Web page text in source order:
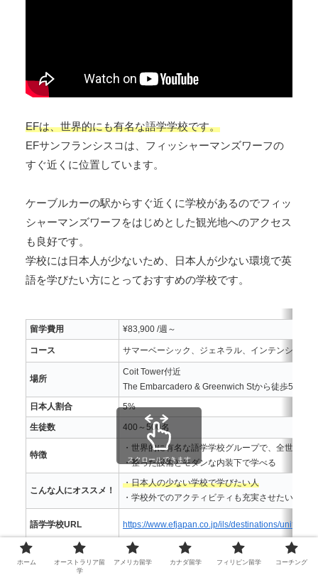
EFは、世界的にも有名な語学学校です。
EFサンフランシスコは、フィッシャーマンズワーフの
すぐ近くに位置しています。
ケーブルカーの駅からすぐ近くに学校があるのでフィッ
シャーマンズワーフをはじめとした観光地へのアクセス
も良好です。
学校には日本人が少ないため、日本人が少ない環境で英
語を学びたい方にとっておすすめの学校です。
留学費用 ¥83,900 /週～
コース サマーベーシック、ジェネラル、インテンシブ、
場所
Coit Tower付近
The Embarcadero & Greenwich Stから徒歩5分
日本人割合
5%
生徒数 400～500名
特徴
・世界的に有名な語学学校グループで、全世界か
・整った設備とモダンな内装下で学べる
こんな人にオススメ！
・日本人の少ない学校で学びたい人
・学校外でのアクティビティも充実させたい人
語学学校URL https://www.efjapan.co.jp/ils/destinations/united-
スクロールできます
ホーム
オーストラリア留
学
アメリカ留学 カナダ留学 フィリピン留学 コーチング